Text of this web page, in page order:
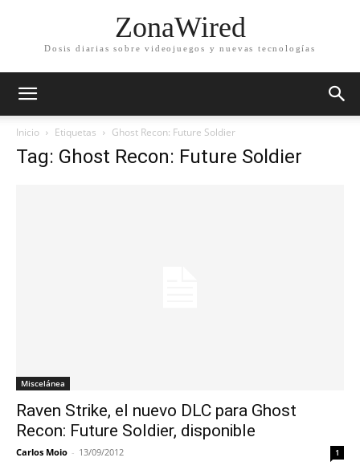
ZonaWired
Dosis diarias sobre videojuegos y nuevas tecnologías
Inicio Etiquetas Ghost Recon: Future Soldier
Tag: Ghost Recon: Future Soldier
Miscelánea
Raven Strike, el nuevo DLC para Ghost
Recon: Future Soldier, disponible
Carlos Moio - 13/09/2012 1